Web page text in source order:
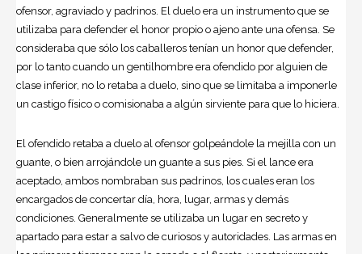
ofensor, agraviado y padrinos. El duelo era un instrumento que se
utilizaba para defender el honor propio o ajeno ante una ofensa. Se
consideraba que sólo los caballeros tenían un honor que defender,
por lo tanto cuando un gentilhombre era ofendido por alguien de
clase inferior, no lo retaba a duelo, sino que se limitaba a imponerle
un castigo físico o comisionaba a algún sirviente para que lo hiciera.
El ofendido retaba a duelo al ofensor golpeándole la mejilla con un
guante, o bien arrojándole un guante a sus pies. Si el lance era
aceptado, ambos nombraban sus padrinos, los cuales eran los
encargados de concertar día, hora, lugar, armas y demás
condiciones. Generalmente se utilizaba un lugar en secreto y
apartado para estar a salvo de curiosos y autoridades. Las armas en